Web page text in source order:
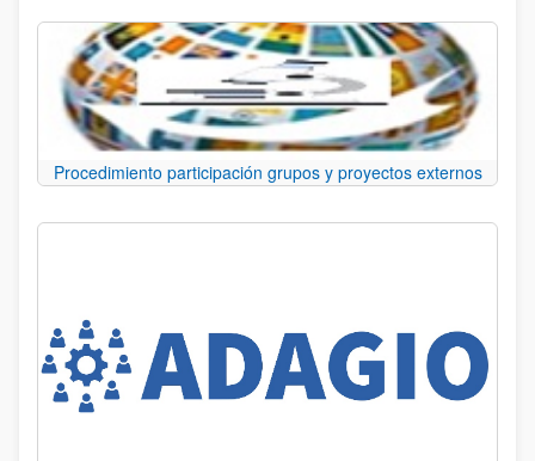
Procedimiento participación grupos y proyectos externos